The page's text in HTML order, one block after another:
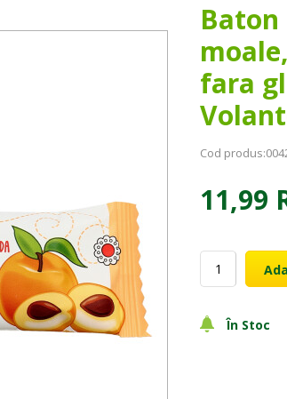
Baton
fara
Cod produs:
11,99
În Stoc